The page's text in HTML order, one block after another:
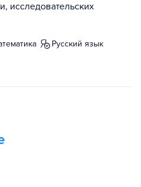
исследовательских
русский язык